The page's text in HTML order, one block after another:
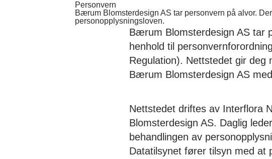
Personvern
Bærum Blomsterdesign AS tar personvern på alvor.
personopplysningsloven.
Bærum Blomsterdesign AS tar
henhold til
Regulation). Nettstedet gir deg
Bærum Blomsterdesign AS
Nettstedet driftes av Interflora
Blomsterdesign AS. Daglig
behandlingen av
Datatilsynet fører tilsyn med at